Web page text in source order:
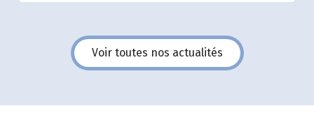
Voir toutes nos actualités